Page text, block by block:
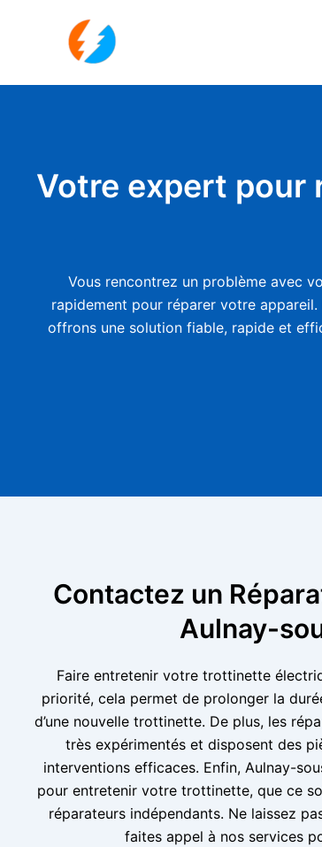
Votre expert pour
Vous rencontrez un problème avec
rapidement pour réparer votre appareil.
offrons une solution fiable, rapide et
Contactez un
Aulnay-
Faire entretenir votre trottinette
priorité, cela permet de prolonger la
d’une nouvelle trottinette. De plus, les
très expérimentés et disposent des
interventions efficaces. Enfin, Aulnay-
pour entretenir votre trottinette, que ce
réparateurs indépendants. Ne laissez
faites appel à nos services